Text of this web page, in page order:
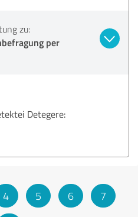
zu:
per
Detegere:
4 5 6 7